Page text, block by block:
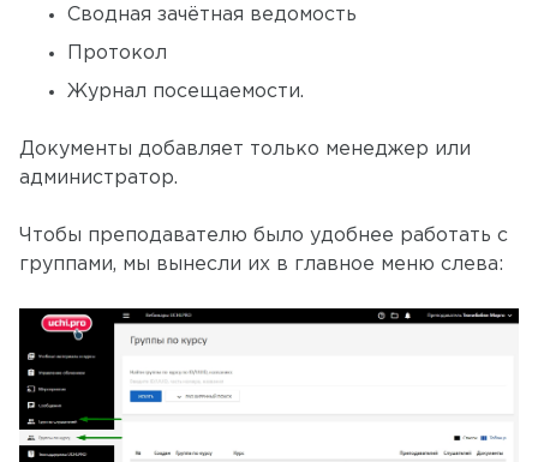
Сводная зачётная ведомость
Протокол
Журнал посещаемости.
Документы добавляет только менеджер или
администратор.
Чтобы преподавателю было удобнее работать с
группами, мы вынесли их в главное меню слева: